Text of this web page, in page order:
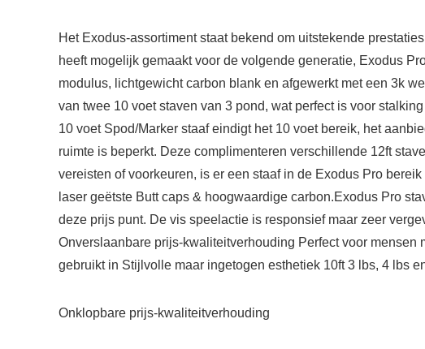
Het Exodus-assortiment staat bekend om uitstekende
heeft mogelijk gemaakt voor de volgende generatie, Exodus
modulus, lichtgewicht carbon blank en afgewerkt met een 3k
van twee 10 voet staven van 3 pond, wat perfect is voor
10 voet Spod/Marker staaf eindigt het 10 voet bereik, het
ruimte is beperkt. Deze complimenteren verschillende 12ft
vereisten of voorkeuren, is er een staaf in de Exodus Pro
laser geëtste Butt caps & hoogwaardige carbon.Exodus Pro
deze prijs punt. De vis speelactie is responsief maar zeer
Onverslaanbare prijs-kwaliteitverhouding Perfect voor
gebruikt in Stijlvolle maar ingetogen esthetiek 10ft 3 lbs, 4 lbs
Onklopbare prijs-kwaliteitverhouding